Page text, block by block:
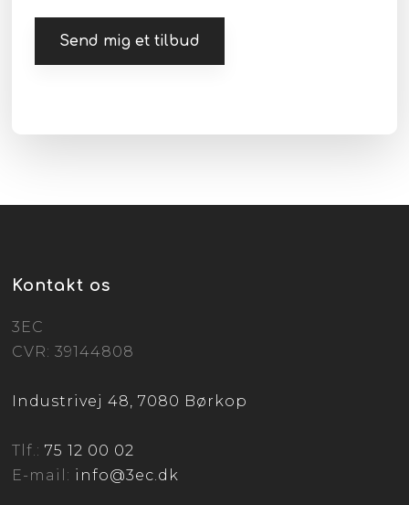
Kontakt os
3EC
CVR: 39144808
Industrivej 48, 7080 Børkop
Tlf.: 75 12 00 02
E-mail: info@3ec.dk